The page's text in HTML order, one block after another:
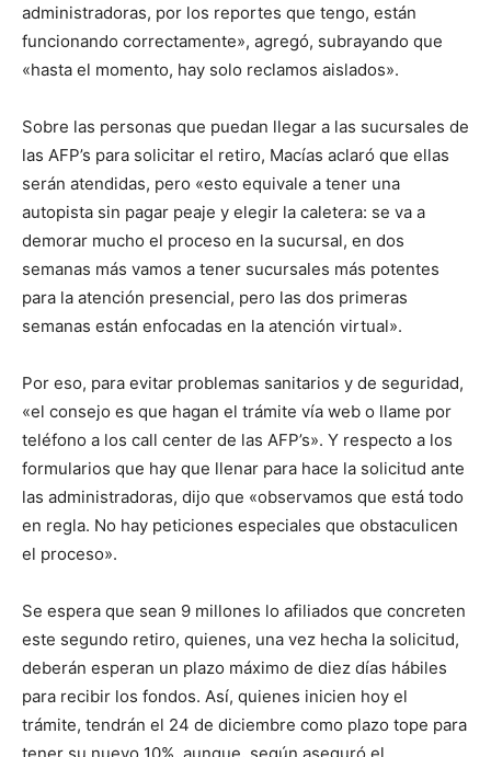
administradoras, por los reportes que tengo, están
funcionando correctamente», agregó, subrayando que
«hasta el momento, hay solo reclamos aislados».
Sobre las personas que puedan llegar a las sucursales de
las AFP’s para solicitar el retiro, Macías aclaró que ellas
serán atendidas, pero «esto equivale a tener una
autopista sin pagar peaje y elegir la caletera: se va a
demorar mucho el proceso en la sucursal, en dos
semanas más vamos a tener sucursales más potentes
para la atención presencial, pero las dos primeras
semanas están enfocadas en la atención virtual».
Por eso, para evitar problemas sanitarios y de seguridad,
«el consejo es que hagan el trámite vía web o llame por
teléfono a los call center de las AFP’s». Y respecto a los
formularios que hay que llenar para hace la solicitud ante
las administradoras, dijo que «observamos que está todo
en regla. No hay peticiones especiales que obstaculicen
el proceso».
Se espera que sean 9 millones lo afiliados que concreten
este segundo retiro, quienes, una vez hecha la solicitud,
deberán esperan un plazo máximo de diez días hábiles
para recibir los fondos. Así, quienes inicien hoy el
trámite, tendrán el 24 de diciembre como plazo tope para
tener su nuevo 10%, aunque, según aseguró el